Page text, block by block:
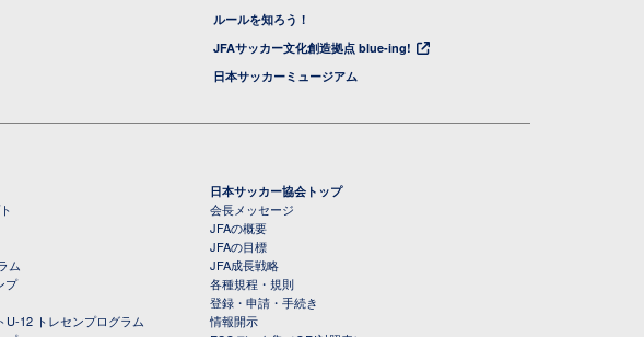
ルールを知ろう！
JFAサッカー文化創造拠点 blue-ing!
日本サッカーミュージアム
ム
プ
U-12 トレセンプログラム
日本サッカー協会トップ
会長メッセージ
JFAの概要
JFAの目標
JFA成長戦略
各種規程・規則
登録・申請・手続き
情報開示